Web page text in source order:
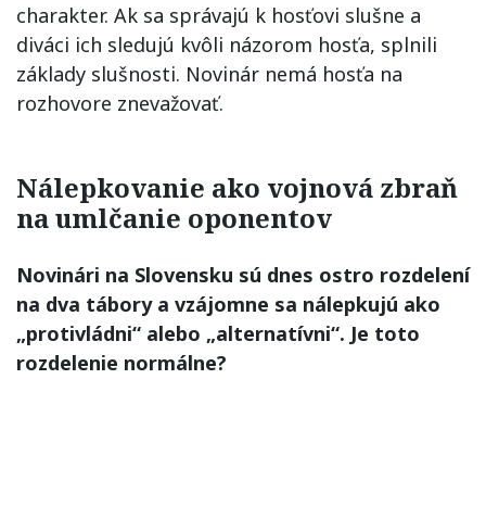
charakter. Ak sa správajú k hosťovi slušne a
diváci ich sledujú kvôli názorom hosťa, splnili
základy slušnosti. Novinár nemá hosťa na
rozhovore znevažovať.
Nálepkovanie ako vojnová zbraň
na umlčanie oponentov
Novinári na Slovensku sú dnes ostro rozdelení
na dva tábory a vzájomne sa nálepkujú ako
„protivládni“ alebo „alternatívni“. Je toto
rozdelenie normálne?